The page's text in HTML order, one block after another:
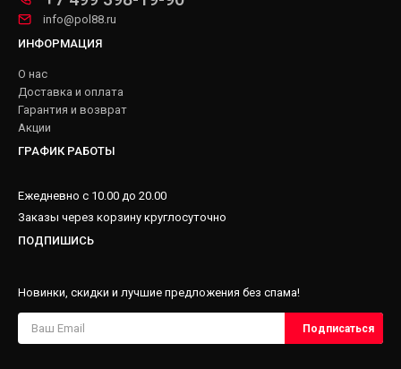
info@pol88.ru
ИНФОРМАЦИЯ
О нас
Доставка и оплата
Гарантия и возврат
Акции
ГРАФИК РАБОТЫ
Ежедневно с 10.00 до 20.00
Заказы через корзину круглосуточно
ПОДПИШИСЬ
Новинки, скидки и лучшие предложения без спама!